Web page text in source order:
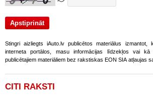
Stingri aizliegts iAuto.lv publicētos materiālus izmantot,
interneta portālos, masu informācijas līdzekļos vai
publicētajiem materiāliem bez rakstiskas EON SIA atļaujas
CITI RAKSTI